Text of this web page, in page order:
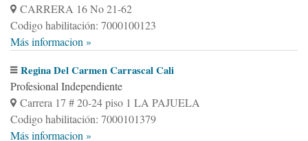
CARRERA 16 No 21-62
Codigo habilitación: 7000100123
Más informacion »
Regina Del Carmen Carrascal Cali
Profesional Independiente
Carrera 17 # 20-24 piso 1 LA PAJUELA
Codigo habilitación: 7000101379
Más informacion »